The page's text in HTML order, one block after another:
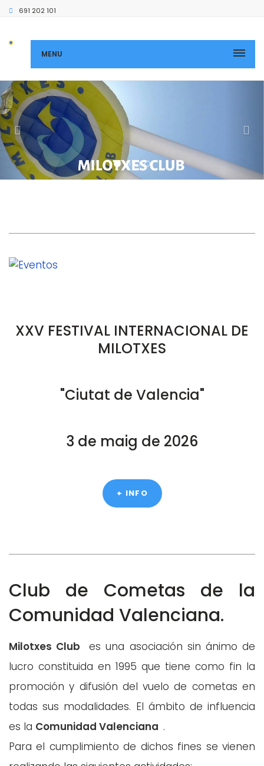
691 202 101
MENU
XXV FESTIVAL INTERNACIONAL DE
MILOTXES
"Ciutat de Valencia"
3 de maig de 2026
+ INFO
Club de Cometas de la
Comunidad Valenciana.
Milotxes Club
es una asociación sin ánimo de
lucro constituida en 1995 que tiene como fin la
promoción y difusión del vuelo de cometas en
todas sus modalidades. El ámbito de influencia
es la Comunidad Valenciana .
Para el cumplimiento de dichos fines se vienen